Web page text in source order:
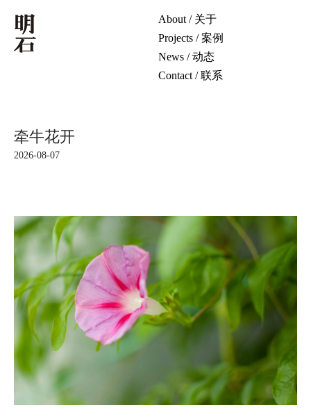
About / 关于
Projects / 案例
News / 动态
Contact / 联系
牵牛花开
2026-08-07